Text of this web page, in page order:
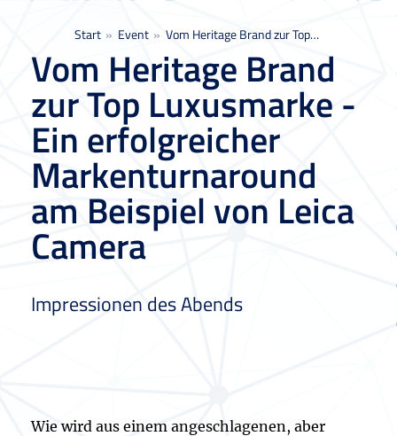
Sie befinden sich hier:
Start Event Vom Heritage Brand zur Top…
Vom Heritage Brand
zur Top Luxusmarke -
Ein erfolgreicher
Markenturnaround
am Beispiel von Leica
Camera
Impressionen des Abends
Wie wird aus einem angeschlagenen, aber